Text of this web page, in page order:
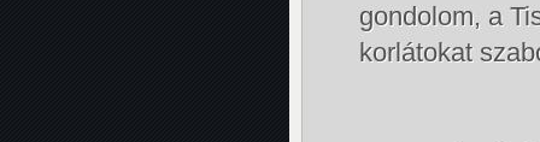
gondolom, a
korlátokat